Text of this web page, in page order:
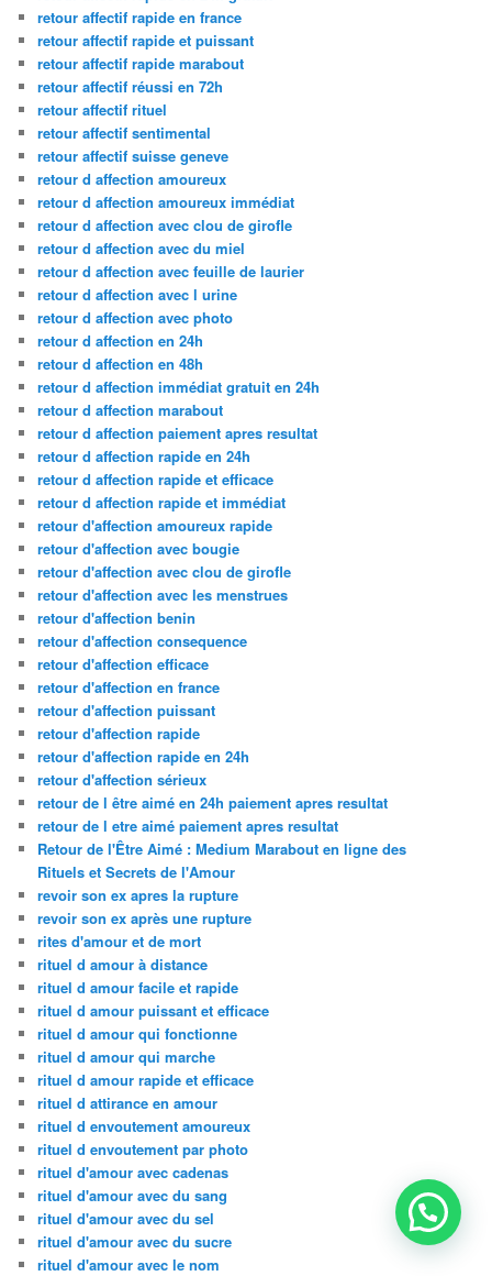
retour affectif rapide en france
retour affectif rapide et puissant
retour affectif rapide marabout
retour affectif réussi en 72h
retour affectif rituel
retour affectif sentimental
retour affectif suisse geneve
retour d affection amoureux
retour d affection amoureux immédiat
retour d affection avec clou de girofle
retour d affection avec du miel
retour d affection avec feuille de laurier
retour d affection avec l urine
retour d affection avec photo
retour d affection en 24h
retour d affection en 48h
retour d affection immédiat gratuit en 24h
retour d affection marabout
retour d affection paiement apres resultat
retour d affection rapide en 24h
retour d affection rapide et efficace
retour d affection rapide et immédiat
retour d'affection amoureux rapide
retour d'affection avec bougie
retour d'affection avec clou de girofle
retour d'affection avec les menstrues
retour d'affection benin
retour d'affection consequence
retour d'affection efficace
retour d'affection en france
retour d'affection puissant
retour d'affection rapide
retour d'affection rapide en 24h
retour d'affection sérieux
retour de l être aimé en 24h paiement apres resultat
retour de l etre aimé paiement apres resultat
Retour de l'Être Aimé : Medium Marabout en ligne des
Rituels et Secrets de l'Amour
revoir son ex apres la rupture
revoir son ex après une rupture
rites d'amour et de mort
rituel d amour à distance
rituel d amour facile et rapide
rituel d amour puissant et efficace
rituel d amour qui fonctionne
rituel d amour qui marche
rituel d amour rapide et efficace
rituel d attirance en amour
rituel d envoutement amoureux
rituel d envoutement par photo
rituel d'amour avec cadenas
rituel d'amour avec du sang
rituel d'amour avec du sel
rituel d'amour avec du sucre
rituel d'amour avec le nom